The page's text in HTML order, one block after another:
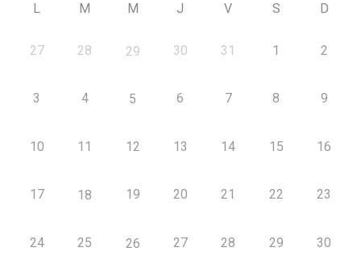
L M M J V S D
27 28 29 30 31 1 2
3 4 5 6 7 8 9
10 11 12 13 14 15 16
17 18 19 20 21 22 23
24 25 26 27 28 29 30